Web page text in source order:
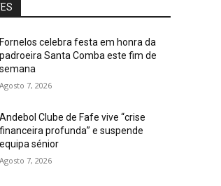
Fornelos celebra festa em honra da
padroeira Santa Comba este fim de
semana
Agosto 7, 2026
Andebol Clube de Fafe vive “crise
financeira profunda” e suspende
equipa sénior
Agosto 7, 2026